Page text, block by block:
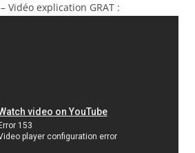
– Vidéo explication GRAT :